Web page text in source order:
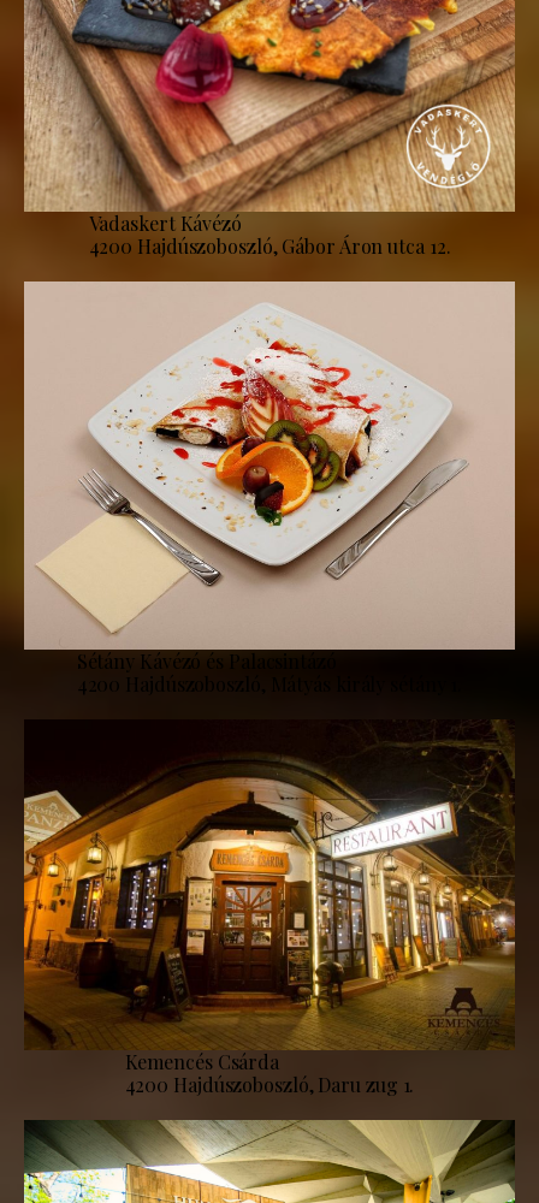
Vadaskert Kávézó
4200 Hajdúszoboszló, Gábor Áron utca 12.
Sétány Kávézó és Palacsintázó
4200 Hajdúszoboszló, Mátyás király sétány 1.
Kemencés Csárda
4200 Hajdúszoboszló, Daru zug 1.